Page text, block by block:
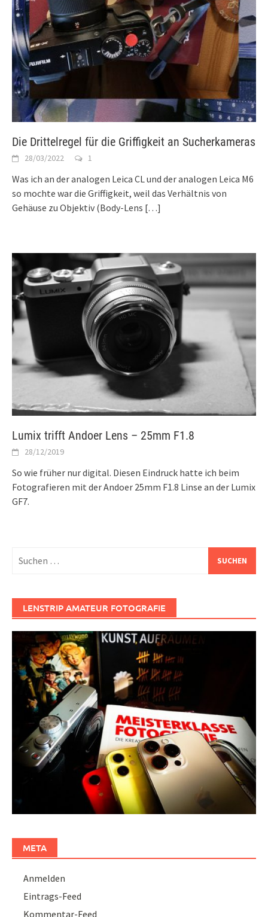
Die Drittelregel für die Griffigkeit an Sucherkameras
28/03/2022 1
Was ich an der analogen Leica CL und der analogen Leica M6
so mochte war die Griffigkeit, weil das Verhältnis von
Gehäuse zu Objektiv (Body-Lens […]
Lumix trifft Andoer Lens – 25mm F1.8
28/12/2019
So wie früher nur digital. Diesen Eindruck hatte ich beim
Fotografieren mit der Andoer 25mm F1.8 Linse an der Lumix
GF7.
nach:
LENSTRIP AMATEUR FOTOGRAFIE
META
Anmelden
Eintrags-Feed
Kommentar-Feed